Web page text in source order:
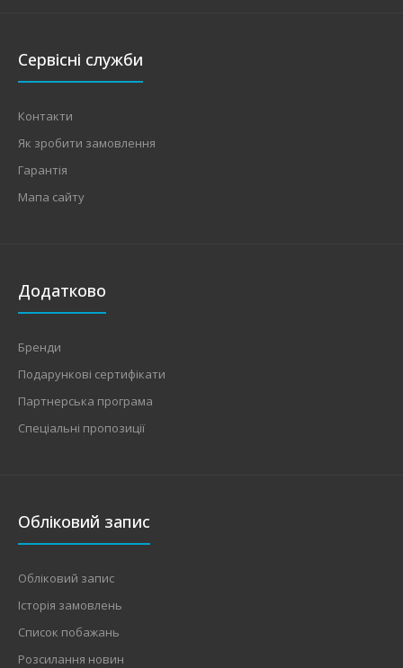
Сервісні служби
Контакти
Як зробити замовлення
Гарантія
Мапа сайту
Додатково
Бренди
Подарункові сертифікати
Партнерська програма
Спеціальні пропозиції
Обліковий запис
Обліковий запис
Історія замовлень
Список побажань
Розсилання новин